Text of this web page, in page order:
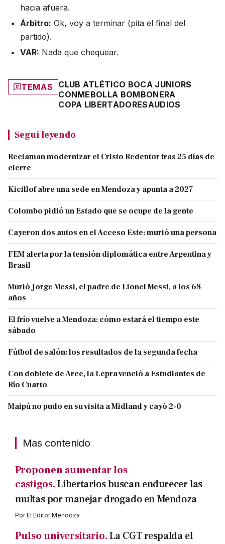
hacia afuera.
Árbitro: Ok, voy a terminar (pita el final del
partido).
VAR: Nada que chequear.
TEMAS
CLUB ATLÉTICO BOCA JUNIORS
CONMEBOLLA BOMBONERA
COPA LIBERTADORESAUDIOS
Seguí leyendo
Reclaman modernizar el Cristo Redentor tras 25 días de
cierre
Kicillof abre una sede en Mendoza y apunta a 2027
Colombo pidió un Estado que se ocupe de la gente
Cayeron dos autos en el Acceso Este: murió una persona
FEM alerta por la tensión diplomática entre Argentina y
Brasil
Murió Jorge Messi, el padre de Lionel Messi, a los 68
años
El frío vuelve a Mendoza: cómo estará el tiempo este
sábado
Fútbol de salón: los resultados de la segunda fecha
Con doblete de Arce, la Lepra venció a Estudiantes de
Río Cuarto
Maipú no pudo en su visita a Midland y cayó 2-0
Mas contenido
Proponen aumentar los
castigos.Libertarios buscan endurecer las
multas por manejar drogado en Mendoza
PorEl Editor Mendoza
Pulso universitario.La CGT respalda el